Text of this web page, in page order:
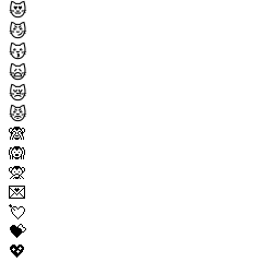
😻
😼
😽
🙀
😿
😾
🙈
🙉
🙊
💌
💘
💝
💖